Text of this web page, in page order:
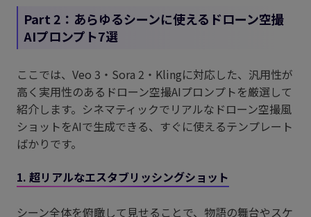
Part 2：あらゆるシーンに使えるドローン空撮
AIプロンプト7選
ここでは、Veo 3・Sora 2・Klingに対応した、汎用性が
高く実用性のあるドローン空撮AIプロンプトを厳選して
紹介します。シネマティックでリアルなドローン空撮風
ショットをAIで生成できる、すぐに使えるテンプレート
ばかりです。
1. 超リアルなエスタブリッシングショット
シーン全体を俯瞰して見せることで、物語の舞台やスケ